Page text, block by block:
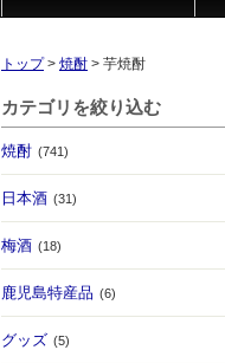
トップ> 焼酎 > 芋焼酎
カテゴリを絞り込む
焼酎 (741)
日本酒 (31)
梅酒 (18)
鹿児島特産品 (6)
グッズ (5)